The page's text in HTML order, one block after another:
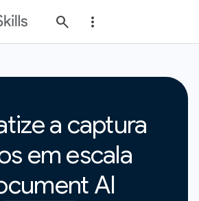
a captura
em escala
AI